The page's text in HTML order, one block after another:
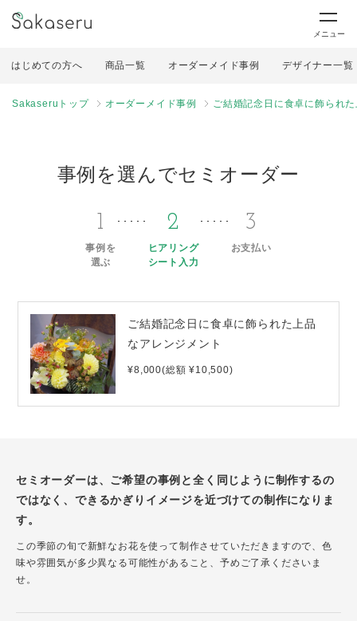
メニュー
はじめての方へ 商品一覧 オーダーメイド事例 デザイナー一覧
Sakaseruトップ オーダーメイド事例 ご結婚記念日に食卓に飾られ
事例を選んでセミオーダー
1
事例を
選ぶ
2
ヒアリング
シート入力
3
お支払い
ご結婚記念日に食卓に飾られた上品
なアレンジメント
¥8,000(総額 ¥10,500)
セミオーダーは、ご希望の事例と全く同じように制作するの
ではなく、できるかぎりイメージを近づけての制作になりま
す。
この季節の旬で新鮮なお花を使って制作させていただきますので、色
味や雰囲気が多少異なる可能性があること、予めご了承くださいま
せ。